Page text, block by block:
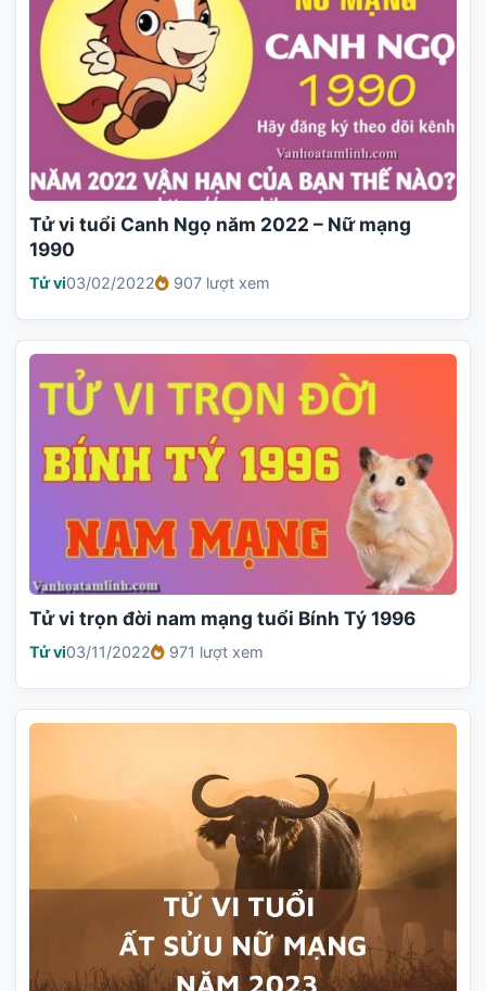
Tử vi tuổi Canh Ngọ năm 2022 – Nữ mạng
1990
Tử vi03/02/2022 907 lượt xem
Tử vi trọn đời nam mạng tuổi Bính Tý 1996
Tử vi03/11/2022 971 lượt xem